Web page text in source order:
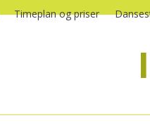
Timeplan og priser